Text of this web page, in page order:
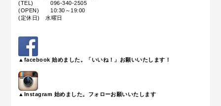
(TEL) 096-340-2505
(OPEN) 10:30～19:00
(定休日) 水曜日
▲facebook 始めました。「いいね！」お願いいたします！
▲Instagram 始めました。フォローお願いいたします